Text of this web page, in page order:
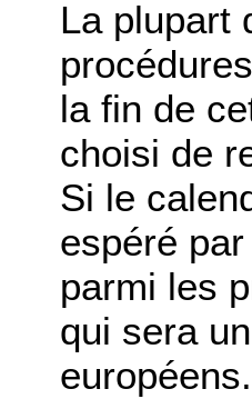
La plupart
la fin de
choisi de
Si le
espéré
parmi les
qui sera
européens.